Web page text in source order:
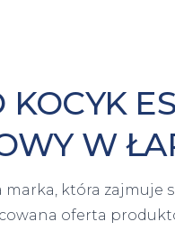
KOCYK
W
marka, która zajmuje
oferta